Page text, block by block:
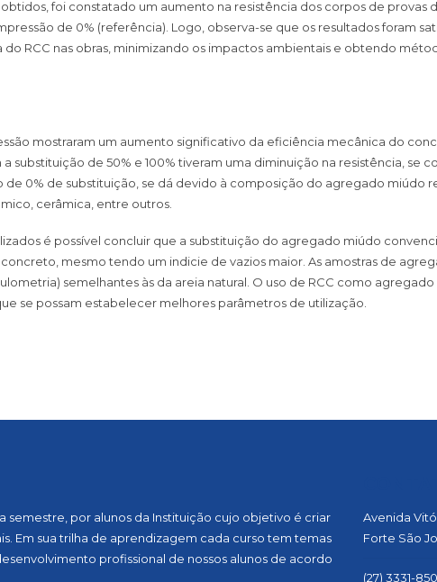
foi constatado um aumento na resistência dos corpos de
de 0% (referência). Logo, observa-se que os resultados foram
RCC nas obras, minimizando os impactos ambientais e obtendo
mostraram um aumento significativo da eficiência mecânica do
substituição de 50% e 100% tiveram uma diminuição na resistência, se
0% de substituição, se dá devido à composição do agregado miúdo
cerâmica, entre outros.
é possível concluir que a substituição do agregado miúdo
mesmo tendo um indicie de vazios maior. As amostras de
semelhantes às da areia natural. O uso de RCC como
se possam estabelecer melhores parâmetros de utilização.
por alunos da Instituição cujo objetivo é criar
Em sua trilha de aprendizagem cada curso tem temas
profissional de nossos alunos de acordo
Avenida
Forte São
(27) 3331-